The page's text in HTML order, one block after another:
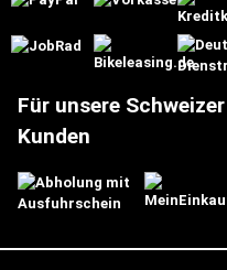
Für unsere Schweizer
Kunden